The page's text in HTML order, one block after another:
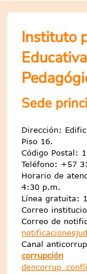
Instituto
Sede
Dirección:
Piso 16.
Código Postal:
Teléfono: +57
Horario de
4:30 p.m.
Línea gratuita:
Correo
Correo de
Canal
corrupción